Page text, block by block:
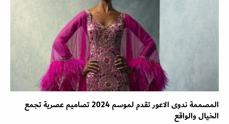
المصممة ندوى الاعور تقدم لموسم 2024 تصاميم عصرية تجمع
الخيال والواقع